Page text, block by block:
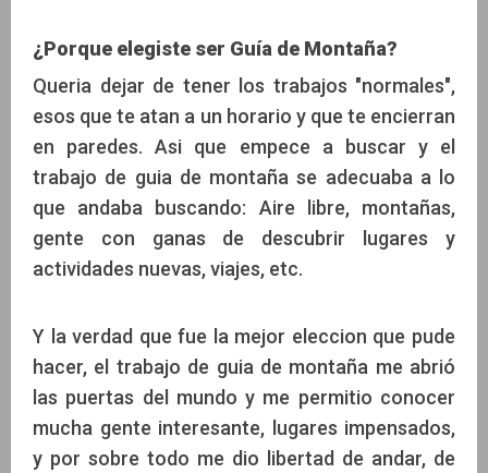
¿Porque elegiste ser Guía de Montaña?
Queria dejar de tener los trabajos "normales",
esos que te atan a un horario y que te encierran
en paredes. Asi que empece a buscar y el
trabajo de guia de montaña se adecuaba a lo
que andaba buscando: Aire libre, montañas,
gente con ganas de descubrir lugares y
actividades nuevas, viajes, etc.
Y la verdad que fue la mejor eleccion que pude
hacer, el trabajo de guia de montaña me abrió
las puertas del mundo y me permitio conocer
mucha gente interesante, lugares impensados,
y por sobre todo me dio libertad de andar, de